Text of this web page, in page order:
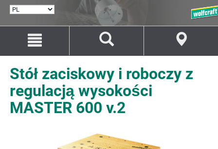
treści
Przejście
nawigacji
Stół zaciskowy i roboczy z
regulacją wysokości
MASTER 600 v.2